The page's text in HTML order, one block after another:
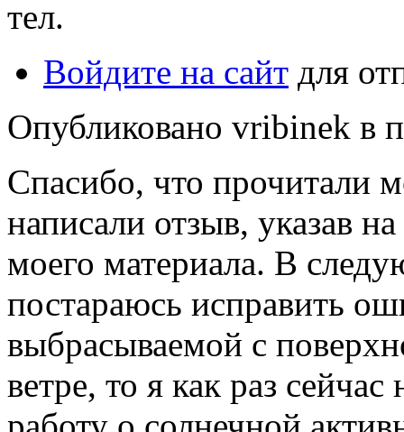
тел.
Войдите на сайт для
Опубликовано vribinek в
Спасибо, что прочитали
написали отзыв, указав
моего материала. В
постараюсь исправить
выбрасываемой с
ветре, то я как раз